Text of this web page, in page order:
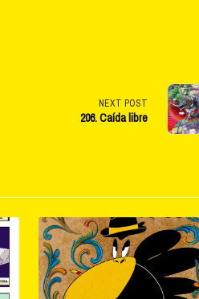
NEXT POST
206. Caída libre